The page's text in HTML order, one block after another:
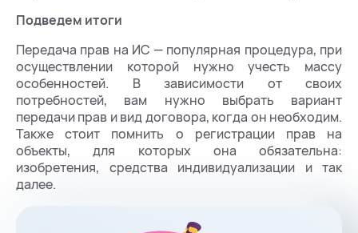
Подведем итоги
Передача прав на ИС — популярная процедура, при
осуществлении которой нужно учесть массу
особенностей. В зависимости от своих
потребностей, вам нужно выбрать вариант
передачи прав и вид договора, когда он необходим.
Также стоит помнить о регистрации прав на
объекты, для которых она обязательна:
изобретения, средства индивидуализации и так
далее.